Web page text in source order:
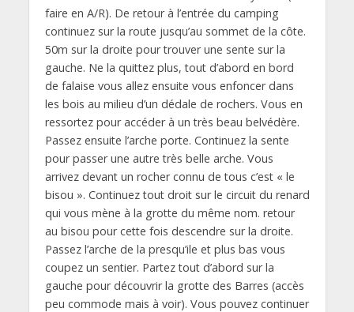
faire en A/R). De retour à l’entrée du camping
continuez sur la route jusqu’au sommet de la côte.
50m sur la droite pour trouver une sente sur la
gauche. Ne la quittez plus, tout d’abord en bord
de falaise vous allez ensuite vous enfoncer dans
les bois au milieu d’un dédale de rochers. Vous en
ressortez pour accéder à un très beau belvédère.
Passez ensuite l’arche porte. Continuez la sente
pour passer une autre très belle arche. Vous
arrivez devant un rocher connu de tous c’est « le
bisou ». Continuez tout droit sur le circuit du renard
qui vous mène à la grotte du même nom. retour
au bisou pour cette fois descendre sur la droite.
Passez l’arche de la presqu’ile et plus bas vous
coupez un sentier. Partez tout d’abord sur la
gauche pour découvrir la grotte des Barres (accès
peu commode mais à voir). Vous pouvez continuer